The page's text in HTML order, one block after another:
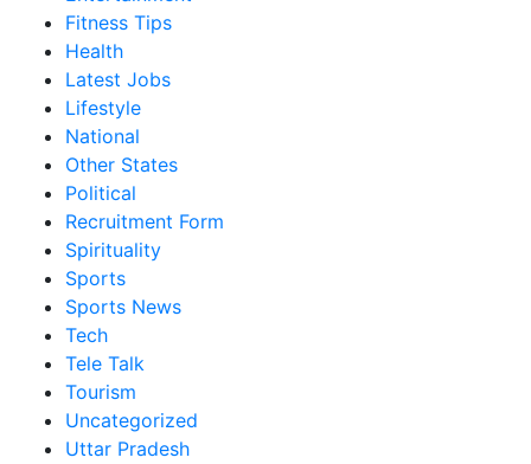
Fitness Tips
Health
Latest Jobs
Lifestyle
National
Other States
Political
Recruitment Form
Spirituality
Sports
Sports News
Tech
Tele Talk
Tourism
Uncategorized
Uttar Pradesh